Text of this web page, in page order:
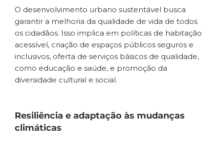
O desenvolvimento urbano sustentável busca
garantir a melhoria da qualidade de vida de todos
os cidadãos. Isso implica em políticas de habitação
acessível, criação de espaços públicos seguros e
inclusivos, oferta de serviços básicos de qualidade,
como educação e saúde, e promoção da
diversidade cultural e social.
Resiliência e adaptação às mudanças
climáticas